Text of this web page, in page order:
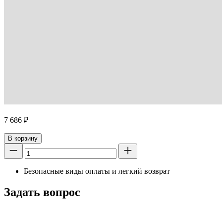
7 686 ₽
В корзину
Безопасные виды оплаты и легкий возврат
Задать вопрос